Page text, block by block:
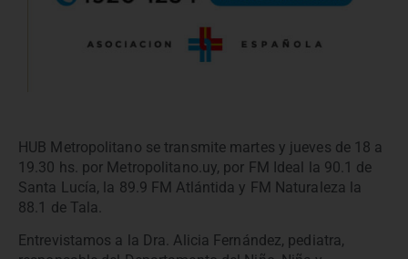
HUB Metropolitano se transmite martes y jueves de 18 a
19.30 hs. por Metropolitano.uy, por FM Ideal la 90.1 de
Santa Lucía, la 89.9 FM Atlántida y FM Naturaleza la
88.1 de Tala.
Entrevistamos a la Dra. Alicia Fernández, pediatra,